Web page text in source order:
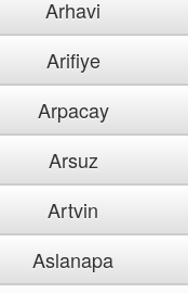
Arhavi
Arifiye
Arpacay
Arsuz
Artvin
Aslanapa